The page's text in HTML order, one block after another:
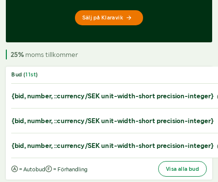
Sälj på Klaravik
25% moms tillkommer
Bud (11st)
{bid, number, ::currency/SEK unit-width-short precision-integer}
{bid, number, ::currency/SEK unit-width-short precision-integer}
{bid, number, ::currency/SEK unit-width-short precision-integer}
= Autobud = Förhandling Visa alla bud